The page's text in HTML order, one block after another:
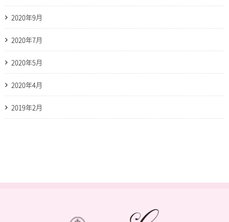
2020年9月
2020年7月
2020年5月
2020年4月
2019年2月